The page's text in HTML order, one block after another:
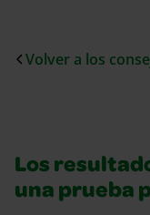
Volver a los
Los
una prueba